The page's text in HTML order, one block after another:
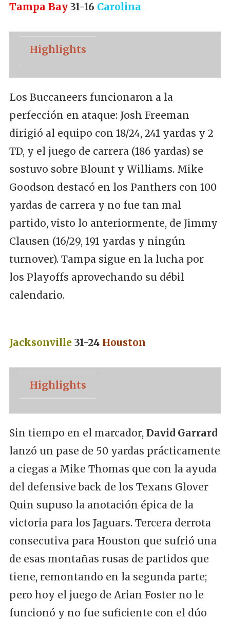
Tampa Bay31-16 Carolina
Highlights
Los Buccaneers funcionaron a la
perfección en ataque: Josh Freeman
dirigió al equipo con 18/24, 241 yardas y 2
TD, y el juego de carrera (186 yardas) se
sostuvo sobre Blount y Williams. Mike
Goodson destacó en los Panthers con 100
yardas de carrera y no fue tan mal
partido, visto lo anteriormente, de Jimmy
Clausen (16/29, 191 yardas y ningún
turnover). Tampa sigue en la lucha por
los Playoffs aprovechando su débil
calendario.
Jacksonville 31-24 Houston
Highlights
Sin tiempo en el marcador, David Garrard
lanzó un pase de 50 yardas prácticamente
a ciegas a Mike Thomas que con la ayuda
del defensive back de los Texans Glover
Quin supuso la anotación épica de la
victoria para los Jaguars. Tercera derrota
consecutiva para Houston que sufrió una
de esas montañas rusas de partidos que
tiene, remontando en la segunda parte;
pero hoy el juego de Arian Foster no le
funcionó y no fue suficiente con el dúo